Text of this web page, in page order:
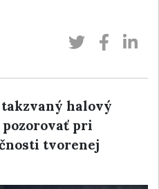
halový
pri
tvorenej